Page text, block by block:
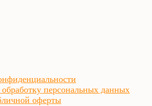
обработку персональных данных
оферты